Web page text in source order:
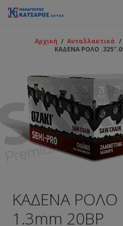
Αρχική / Ανταλλακτικά /
ΚΑΔΕΝΑ ΡΟΛΟ
ΚΑΔΕΝΑ ΡΟΛΟ
1.3mm 20ΒP